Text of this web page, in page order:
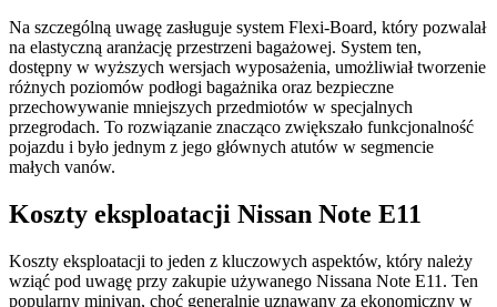
Na szczególną uwagę zasługuje system Flexi-Board, który pozwalał
na elastyczną aranżację przestrzeni bagażowej. System ten,
dostępny w wyższych wersjach wyposażenia, umożliwiał tworzenie
różnych poziomów podłogi bagażnika oraz bezpieczne
przechowywanie mniejszych przedmiotów w specjalnych
przegrodach. To rozwiązanie znacząco zwiększało funkcjonalność
pojazdu i było jednym z jego głównych atutów w segmencie
małych vanów.
Koszty eksploatacji Nissan Note E11
Koszty eksploatacji to jeden z kluczowych aspektów, który należy
wziąć pod uwagę przy zakupie używanego Nissana Note E11. Ten
popularny minivan, choć generalnie uznawany za ekonomiczny w